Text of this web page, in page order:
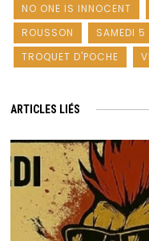
NO ONE IS INNOCENT
ROUSSON
SAMEDI 5
TROQUET D'POCHE
ARTICLES LIÉS